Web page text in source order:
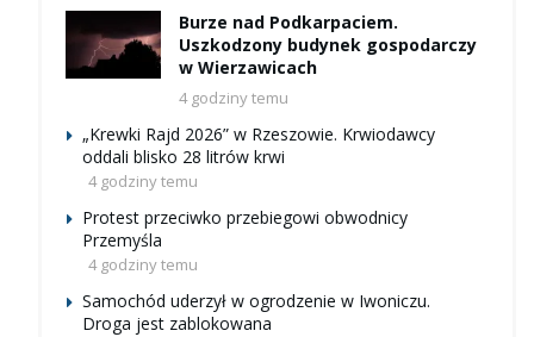
Burze nad Podkarpaciem.
Uszkodzony budynek gospodarczy
w Wierzawicach
4 godziny temu
„Krewki Rajd 2026” w Rzeszowie. Krwiodawcy
oddali blisko 28 litrów krwi
4 godziny temu
Protest przeciwko przebiegowi obwodnicy
Przemyśla
4 godziny temu
Samochód uderzył w ogrodzenie w Iwoniczu.
Droga jest zablokowana